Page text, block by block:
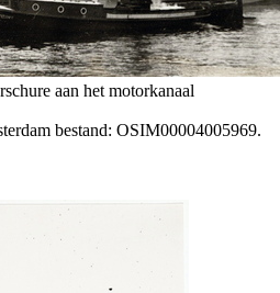
aan het motorkanaal
bestand: OSIM00004005969.